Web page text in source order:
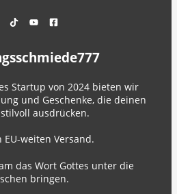
Startup von 2024 bieten wir
und Geschenke, die deinen
ausdrücken.
weiten Versand.
das Wort Gottes unter die
bringen.